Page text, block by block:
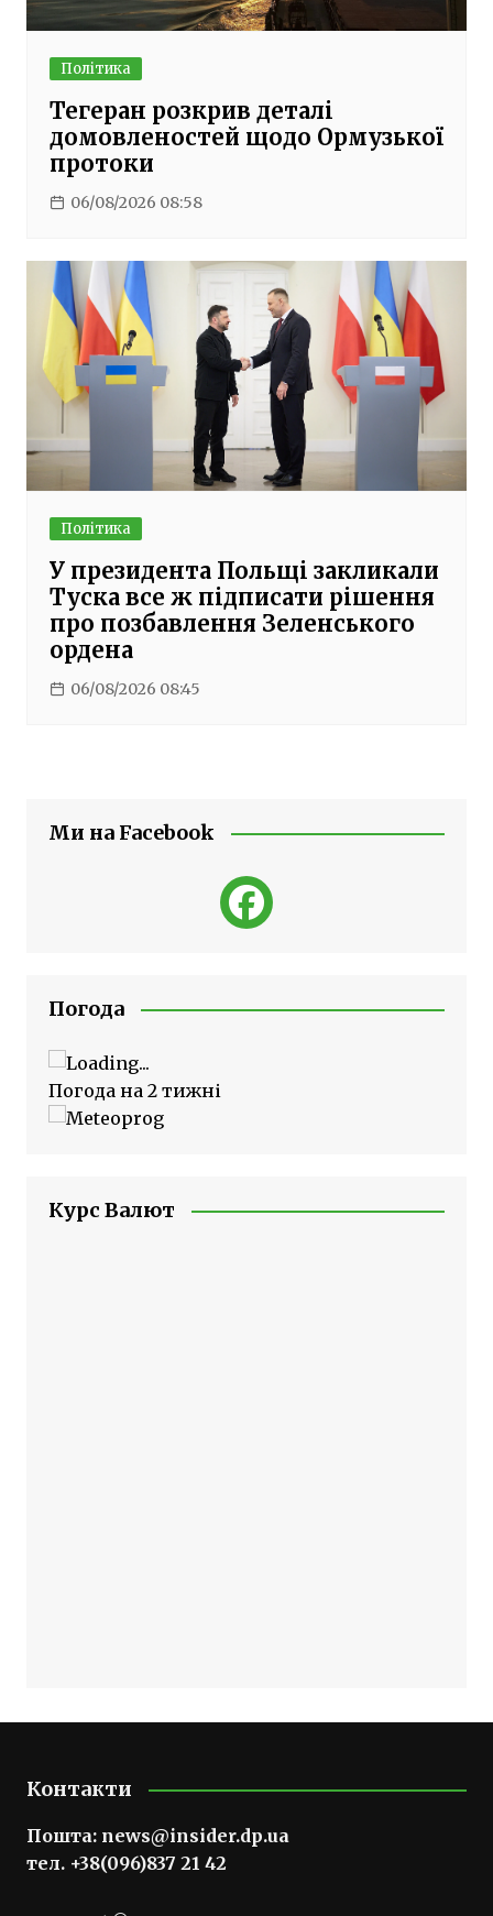
Політика
Тегеран розкрив деталі
домовленостей щодо Ормузької
протоки
06/08/2026 08:58
Політика
У президента Польщі закликали
Туска все ж підписати рішення
про позбавлення Зеленського
ордена
06/08/2026 08:45
Ми на Facebook
Погода
Погода на 2 тижні
Курс Валют
Контакти
Пошта: news@insider.dp.ua
тел. +38(096)837 21 42